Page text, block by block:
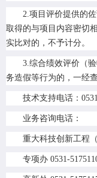
2.项目评价提供的
取得的与项目内容密切
实比对的，不予计分。
3.综合绩效评价（
务造假等行为的，一经
技术支持电话：
业务咨询电话：
重大科技创新工程
专项办 0531-